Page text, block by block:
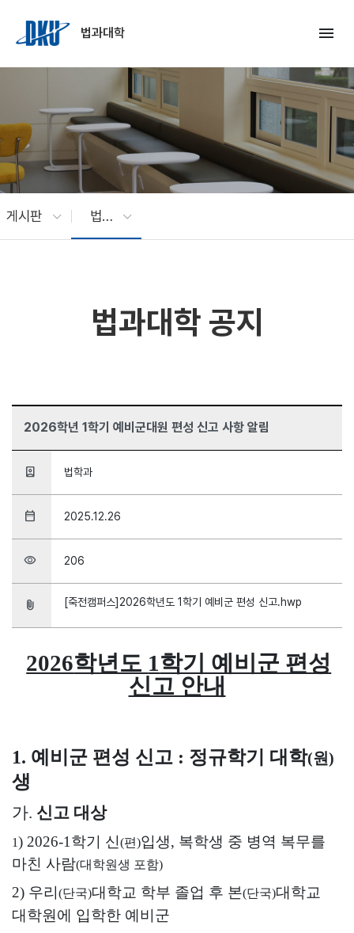
법과대학
menu
게시판 법과대학 공지
법과대학 공지
2026학년 1학기 예비군대원 편성 신고 사항 알림
person_book 법학과
date_range 2025.12.26
visibility 206
attach_file [죽전캠퍼스]2026학년도 1학기 예비군 편성 신고.hwp
2026학년도 1학기 예비군 편성
신고 안내
1. 예비군 편성 신고 : 정규학기 대학(원)
생
가. 신고 대상
1) 2026-1 학기 신(편)입생, 복학생 중 병역 복무를
마친 사람(대학원생 포함)
2) 우리 (단국)대학교 학부 졸업 후 본(단국)대학교
대학원에 입학한 예비군